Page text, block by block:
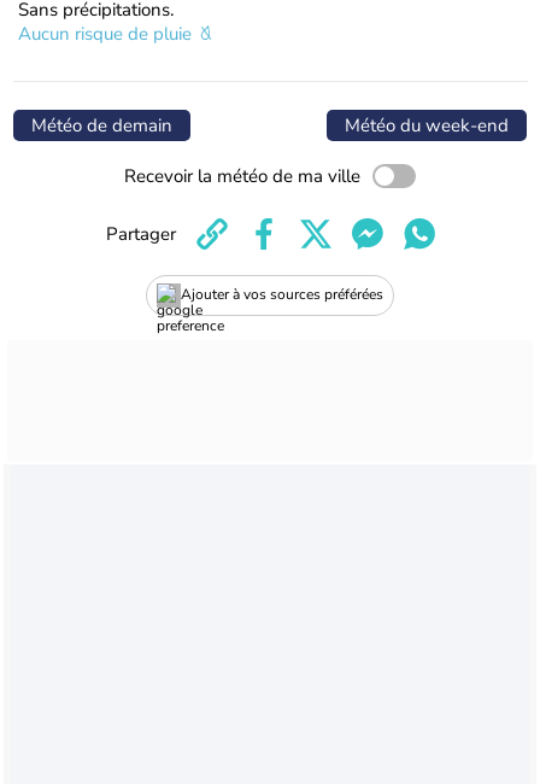
Sans précipitations.
Aucun risque de pluie
Météo de demain Météo du week-end
Recevoir la météo de ma ville
Ajouter à vos sources préférées
Partager